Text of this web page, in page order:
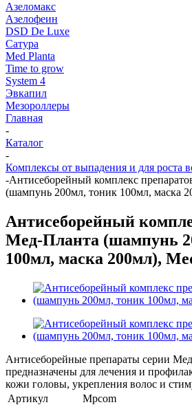
Азеломакс
Азелофеин
DSD De Luxe
Сатура
Med Planta
Time to grow
System 4
Эвкапил
Мезороллеры
Главная
-
Каталог
-
Комплексы от выпадения и для роста
-Антисеборейный комплекс
(шампунь 200мл, тоник 100мл, маска
Антисеборейный
Мед-Планта (шампунь
100мл, маска 200мл),
Антисеборейные препараты серии
предназначены для лечения и
кожи головы, укрепления волос и
Артикул
Mpcom